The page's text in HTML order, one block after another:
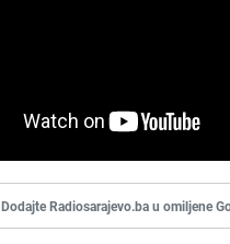
Dodajte Radiosarajevo.ba u omiljene